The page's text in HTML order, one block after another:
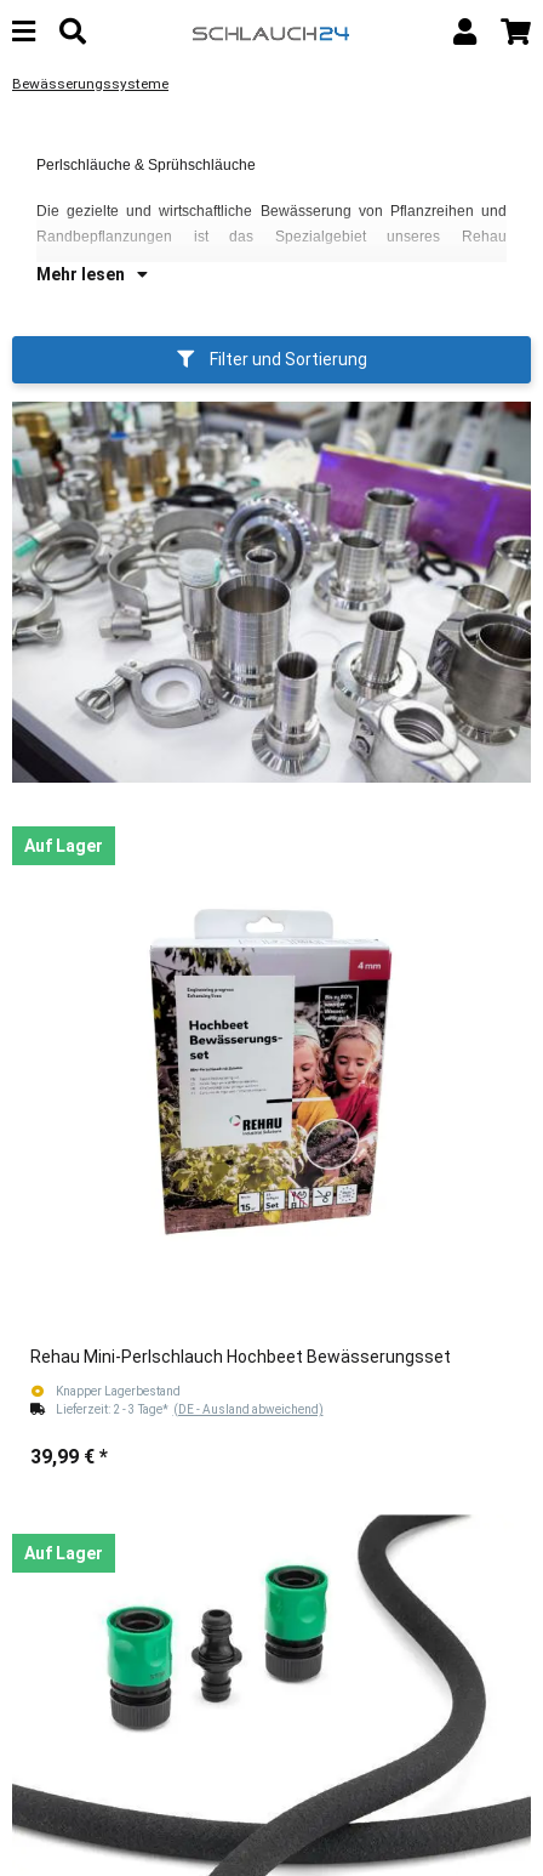
Bewässerungssysteme
Perlschläuche & Sprühschläuche
Die gezielte und wirtschaftliche Bewässerung von Pflanzreihen und
Randbepflanzungen ist das Spezialgebiet unseres Rehau
Mehr lesen
Filter und Sortierung
Auf Lager
Rehau Mini-Perlschlauch Hochbeet Bewässerungsset
Knapper Lagerbestand
Lieferzeit: 2 - 3 Tage* (DE - Ausland abweichend)
39,99 € *
Auf Lager